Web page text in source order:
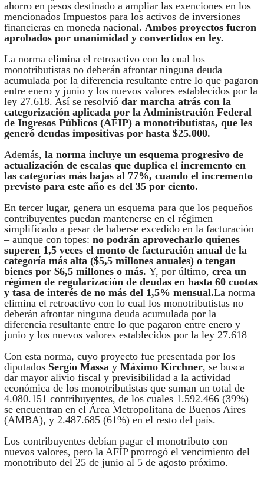
ahorro en pesos destinado a ampliar las exenciones en los
mencionados Impuestos para los activos de inversiones
financieras en moneda nacional. Ambos proyectos fueron
aprobados por unanimidad y convertidos en ley.
La norma elimina el retroactivo con lo cual los
monotributistas no deberán afrontar ninguna deuda
acumulada por la diferencia resultante entre lo que pagaron
entre enero y junio y los nuevos valores establecidos por la
ley 27.618. Así se resolviódar marcha atrás con la
categorización aplicada por la Administración Federal
de Ingresos Públicos (AFIP) a monotributistas, que les
generó deudas impositivas por hasta $25.000.
Además, la norma incluye un esquema progresivo de
actualización de escalas que duplica el incremento en
las categorías más bajas al 77%, cuando el incremento
previsto para este año es del 35 por ciento.
En tercer lugar, genera un esquema para que los pequeños
contribuyentes puedan mantenerse en el régimen
simplificado a pesar de haberse excedido en la facturación
– aunque con topes: no podrán aprovecharlo quienes
superen 1,5 veces el monto de facturación anual de la
categoría más alta ($5,5 millones anuales) o tengan
bienes por $6,5 millones o más. Y, por último, crea un
régimen de regularización de deudas en hasta 60 cuotas
y tasa de interés de no más del 1,5% mensual.La norma
elimina el retroactivo con lo cual los monotributistas no
deberán afrontar ninguna deuda acumulada por la
diferencia resultante entre lo que pagaron entre enero y
junio y los nuevos valores establecidos por la ley 27.618
Con esta norma, cuyo proyecto fue presentada por los
diputados Sergio Massay Máximo Kirchner, se busca
dar mayor alivio fiscal y previsibilidad a la actividad
económica de los monotributistas que suman un total de
4.080.151 contribuyentes, de los cuales 1.592.466 (39%)
se encuentran en el Área Metropolitana de Buenos Aires
(AMBA), y 2.487.685 (61%) en el resto del país.
Los contribuyentes debían pagar el monotributo con
nuevos valores, pero la AFIP prorrogó el vencimiento del
monotributo del 25 de junio al 5 de agosto próximo.